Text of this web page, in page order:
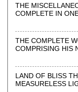
英米文学をはじめ
オカルト関係など
必要とされる店づ
また2018年に店舗
お店へのご来店も
THE
COMPLETE IN
SMOLLETT）
THE COMPLETE
COMPRISING HIS
WRITINGS WITH
LAND OF BLISS THE PARADISE OF THE BUDDHA OF
MEASURELESS LIGHT Sanskrit and Chinese